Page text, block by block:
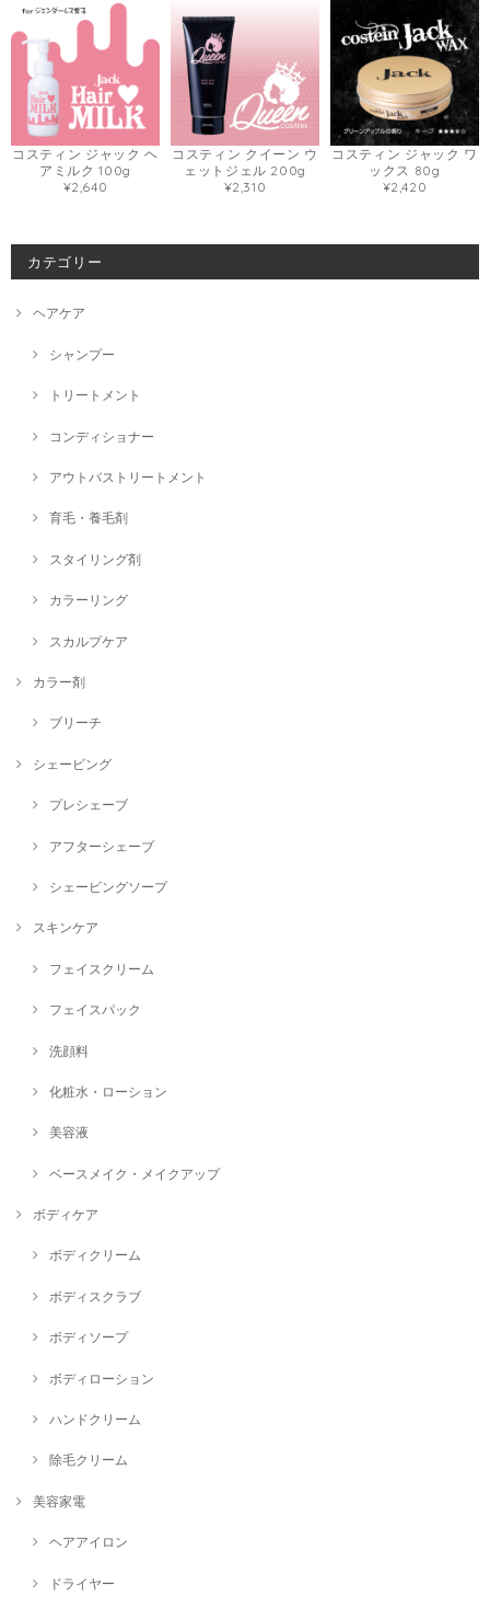
コスティン ジャック ヘ
アミルク 100g
¥2,640
コスティン クイーン ウ
ェットジェル 200g
¥2,310
コスティン ジャック ワ
ックス 80g
¥2,420
カテゴリー
ヘアケア
シャンプー
トリートメント
コンディショナー
アウトバストリートメント
育毛・養毛剤
スタイリング剤
カラーリング
スカルプケア
カラー剤
ブリーチ
シェービング
プレシェーブ
アフターシェーブ
シェービングソープ
スキンケア
フェイスクリーム
フェイスパック
洗顔料
化粧水・ローション
美容液
ベースメイク・メイクアップ
ボディケア
ボディクリーム
ボディスクラブ
ボディソープ
ボディローション
ハンドクリーム
除毛クリーム
美容家電
ヘアアイロン
ドライヤー